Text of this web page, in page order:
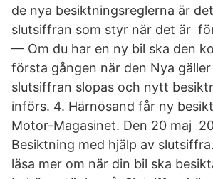
de nya besiktningsreglerna är
slutsiffran som styr när det är
— Om du har en ny bil ska den
första gången när den Nya
slutsiffran slopas och nytt
införs. 4. Härnösand får ny
Motor-Magasinet. Den 20 maj
Besiktning med hjälp av
läsa mer om när din bil ska